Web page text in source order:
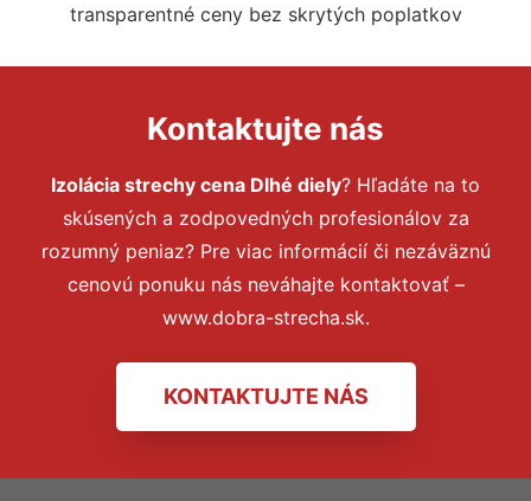
transparentné ceny bez skrytých poplatkov
Kontaktujte nás
Izolácia strechy cena Dlhé diely? Hľadáte na to
skúsených a zodpovedných profesionálov za
rozumný peniaz? Pre viac informácií či nezáväznú
cenovú ponuku nás neváhajte kontaktovať –
www.dobra-strecha.sk.
KONTAKTUJTE NÁS